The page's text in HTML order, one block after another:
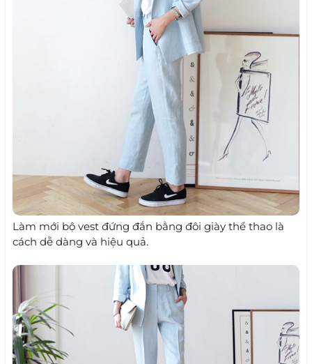
Làm mới bộ vest đứng đắn bằng đôi giày thể thao là
cách dễ dàng và hiệu quả.